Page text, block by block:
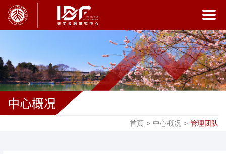
中心概况
首页 > 中心概况 > 管理团队